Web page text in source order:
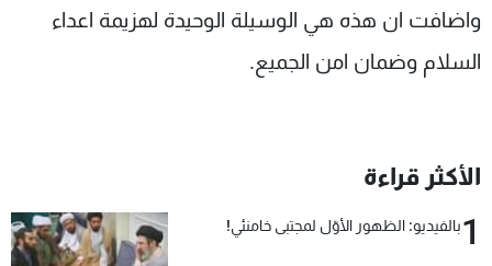
واضافت ان هذه هي الوسيلة الوحيدة لهزيمة اعداء
السلام وضمان امن الجميع.
الأكثر قراءة
1بالفيديو: الظهور الأوّل لمجتبى خامنئي!